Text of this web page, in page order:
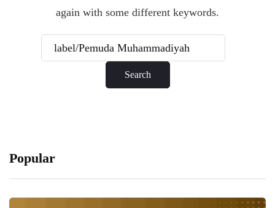
again with some different keywords.
Popular